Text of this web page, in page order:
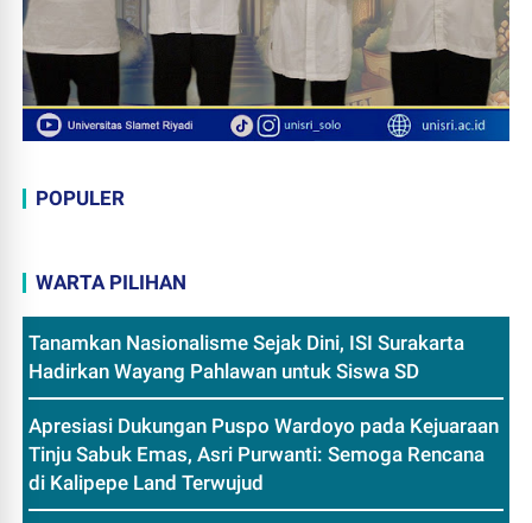
POPULER
WARTA PILIHAN
Tanamkan Nasionalisme Sejak Dini, ISI Surakarta
Hadirkan Wayang Pahlawan untuk Siswa SD
Apresiasi Dukungan Puspo Wardoyo pada Kejuaraan
Tinju Sabuk Emas, Asri Purwanti: Semoga Rencana
di Kalipepe Land Terwujud